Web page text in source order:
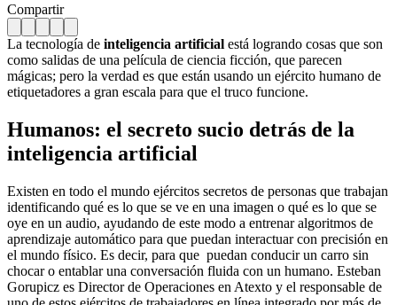
Compartir
La tecnología de inteligencia artificial está logrando cosas que son
como salidas de una película de ciencia ficción, que parecen
mágicas; pero la verdad es que están usando un ejército humano de
etiquetadores a gran escala para que el truco funcione.
Humanos: el secreto sucio detrás de la
inteligencia artificial
Existen en todo el mundo ejércitos secretos de personas que trabajan
identificando qué es lo que se ve en una imagen o qué es lo que se
oye en un audio, ayudando de este modo a entrenar algoritmos de
aprendizaje automático para que puedan interactuar con precisión en
el mundo físico. Es decir, para que puedan conducir un carro sin
chocar o entablar una conversación fluida con un humano. Esteban
Gorupicz es Director de Operaciones en Atexto y el responsable de